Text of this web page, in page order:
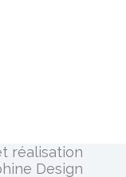
réalisation
Design